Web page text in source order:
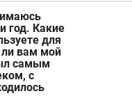
год. Какие
для
ли вам мой
самым
с